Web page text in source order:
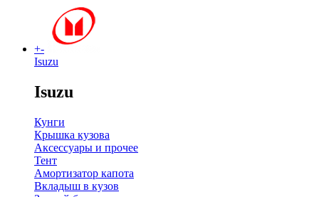
+-
Isuzu
Isuzu
Кунги
Крышка кузова
Аксессуары и прочее
Тент
Амортизатор капота
Вкладыш в кузов